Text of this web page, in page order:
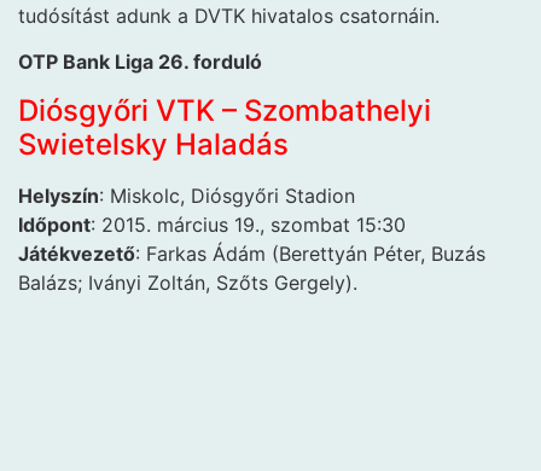
tudósítást adunk a DVTK hivatalos csatornáin.
OTP Bank Liga 26. forduló
Diósgyőri VTK – Szombathelyi
Swietelsky Haladás
Helyszín: Miskolc, Diósgyőri Stadion
Időpont: 2015. március 19., szombat 15:30
Játékvezető: Farkas Ádám (Berettyán Péter, Buzás
Balázs; Iványi Zoltán, Szőts Gergely).